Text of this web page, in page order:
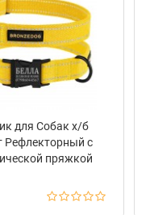
для Собак х/б
Рефлекторный c
пряжкой